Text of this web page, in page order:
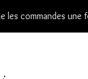
commandes une